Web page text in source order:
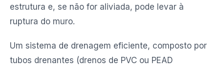
estrutura e, se não for aliviada, pode levar à
ruptura do muro.
Um sistema de drenagem eficiente, composto por
tubos drenantes (drenos de PVC ou PEAD